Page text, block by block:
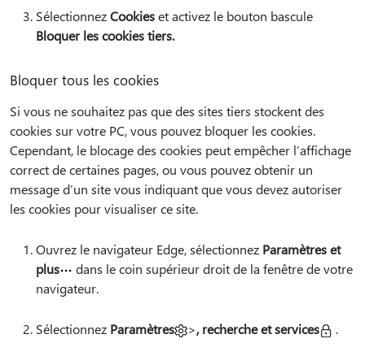
SélectionnezCookieset activez le bouton bascule
Bloquer les cookies tiers.
Bloquer tous les cookies
Si vous ne souhaitez pas que des sites tiers stockent des
cookies sur votre PC, vous pouvez bloquer les cookies.
Cependant, le blocage des cookies peut empêcher l’affichage
correct de certaines pages, ou vous pouvez obtenir un
message d’un site vous indiquant que vous devez autoriser
les cookies pour visualiser ce site.
Ouvrez le navigateur Edge, sélectionnez Paramètres et
plus
dans le coin supérieur droit de la fenêtre de votre
navigateur.
Sélectionnez Paramètres >, recherche et services .